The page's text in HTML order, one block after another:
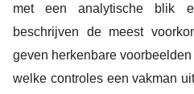
met een analytische blik
beschrijven de meest
geven herkenbare
welke controles een vakman